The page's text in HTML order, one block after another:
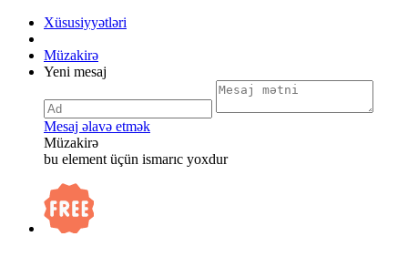
Xüsusiyyətləri
Müzakirə
Yeni mesaj
Mesaj əlavə etmək
Müzakirə
bu element üçün ismarıc yoxdur